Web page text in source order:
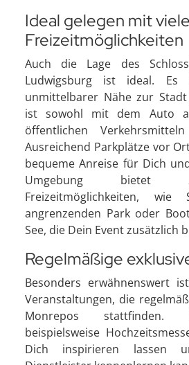
Ideal gelegen mit
Freizeitmöglichkeiten
Auch die Lage des
Ludwigsburg ist ideal.
unmittelbarer Nähe zur
ist sowohl mit dem Auto
öffentlichen
Ausreichend Parkplätze vor
bequeme Anreise für Dich
Umgebung bietet
Freizeitmöglichkeiten, wie
angrenzenden Park oder
See, die Dein Event zusätzlich
Regelmäßige
Besonders erwähnenswert
Veranstaltungen, die
Monrepos stattfinden.
beispielsweise
Dich inspirieren lassen